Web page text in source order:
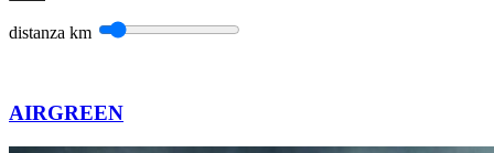
distanza km
AIRGREEN